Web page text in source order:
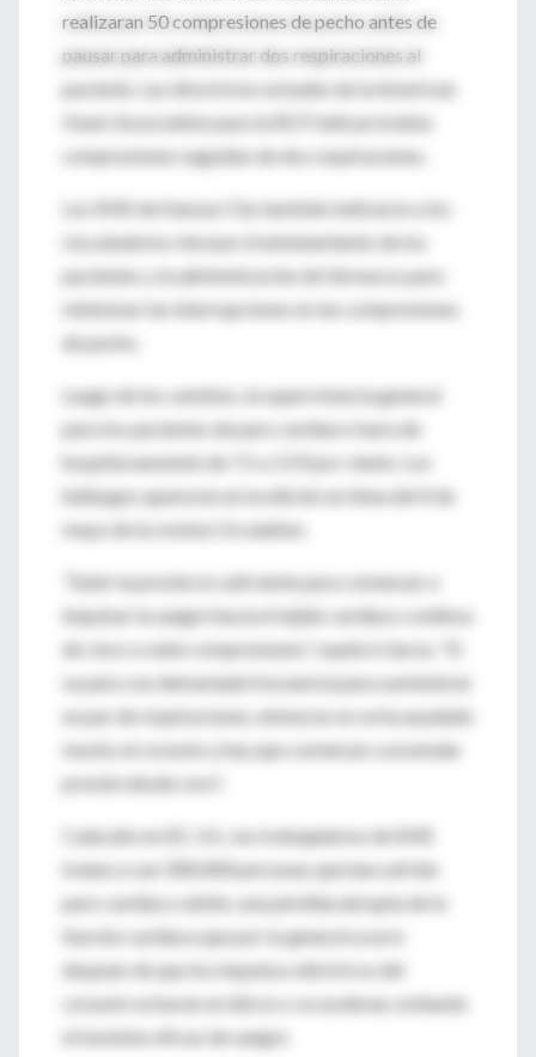
realizaran 50 compresiones de pecho antes de
pausar para administrar dos respiraciones al
paciente. Las directrices actuales de la American
Heart Association para la RCP indican treinta
compresiones seguidas de dos respiraciones.
Los SME de Kansas City también indicaron a los
rescatadores retrasar el entubamiento de los
pacientes y la administración de fármacos para
minimizar las interrupciones en las compresiones
de pecho.
Luego de los cambios, la supervivencia general
para los pacientes de paro cardiaco fuera de
hospital aumentó de 7.5 a 13.9 por ciento. Los
hallazgos aparecen en la edición en línea del 4 de
mayo de la revista Circulation.
"Subir la presión lo suficiente para comenzar a
impulsar la sangre hacia el tejido cardiaco conlleva
de cinco a siete compresiones", explicó Garza. "Si
se para con demasiada frecuencia para suministrar
un par de respiraciones, entonces no se ha ayudado
mucho al corazón y hay que comenzar a acumular
presión desde cero".
Cada año en EE. UU., los trabajadores de SME
tratan a casi 300,000 personas que han sufrido
paro cardiaco súbito, una pérdida abrupta de la
función cardiaca que por lo general ocurre
después de que los impulsos eléctricos del
corazón se hacen erráticos o se aceleran, evitando
el bombeo eficaz de sangre.